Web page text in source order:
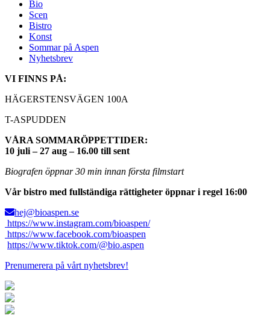
Bio
Scen
Bistro
Konst
Sommar på Aspen
Nyhetsbrev
VI FINNS PÅ:
HÄGERSTENSVÄGEN 100A
T-ASPUDDEN
VÅRA SOMMARÖPPETTIDER:
10 juli – 27 aug – 16.00 till sent
Biografen öppnar 30 min innan första filmstart
Vår bistro med fullständiga rättigheter öppnar i regel 16:00
hej@bioaspen.se
https://www.instagram.com/bioaspen/
https://www.facebook.com/bioaspen
https://www.tiktok.com/@bio.aspen
Prenumerera på vårt nyhetsbrev!